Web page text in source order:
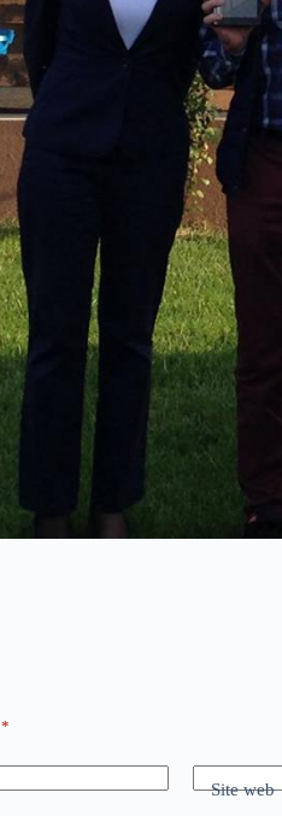
*
Site web